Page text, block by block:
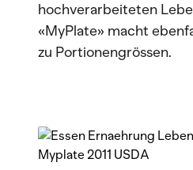
hochverarbeiteten
«MyPlate» macht
zu Portionengrössen.